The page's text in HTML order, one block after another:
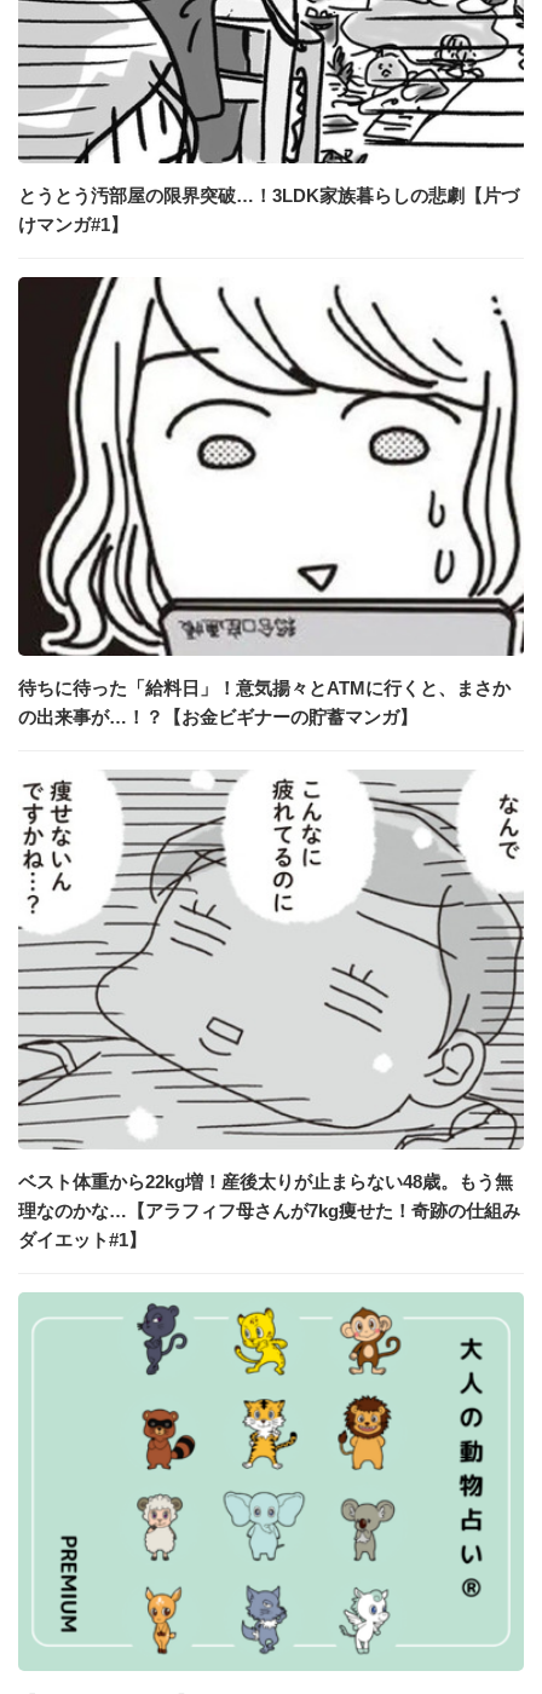
とうとう汚部屋の限界突破…！3LDK家族暮らしの悲劇【片づ
けマンガ#1】
待ちに待った「給料日」！意気揚々とATMに行くと、まさか
の出来事が…！？【お金ビギナーの貯蓄マンガ】
ベスト体重から22kg増！産後太りが止まらない48歳。もう無
理なのかな…【アラフィフ母さんが7kg痩せた！奇跡の仕組み
ダイエット#1】